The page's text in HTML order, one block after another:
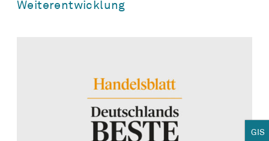
Weiterentwicklung
GIS